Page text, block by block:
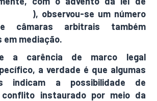
), observou-se um número
câmaras arbitrais também
em mediação.
a carência de marco legal
a verdade é que algumas
indicam a possibilidade de
instaurado por meio da